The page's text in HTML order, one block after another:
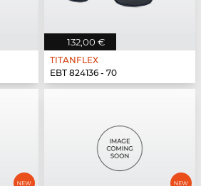
132,00 €
TITANFLEX
EBT 824136 - 70